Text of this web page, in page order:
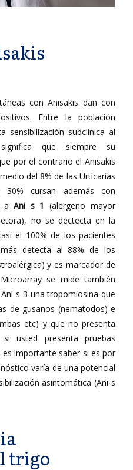
con Anisakis dan con
Entre la población
sensibilización subclínica al
que siempre su
por el contrario el Anisakis
del 8% de las Urticarias
cursan además con
a Ani s 1 (alergeno mayor
no se dectecta en la
el 100% de los pacientes
detecta al 88% de los
y es marcador de
se mide también
s 3 una tropomiosina que
de gusanos (nematodos) e
etc) y que no presenta
usted presenta pruebas
importante saber si es por
varía de una potencial
asintomática (Ani s
trigo